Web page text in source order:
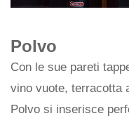
Polvo
Con le sue pareti
vino vuote, terracotta
Polvo si inserisce